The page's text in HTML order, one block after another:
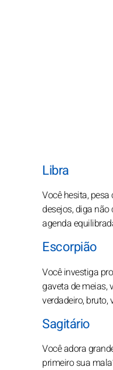
Libra
Você hesita,
desejos, diga
agenda
Escorpião
Você investiga
gaveta de meias,
verdadeiro, bruto,
Sagitário
Você adora
primeiro sua